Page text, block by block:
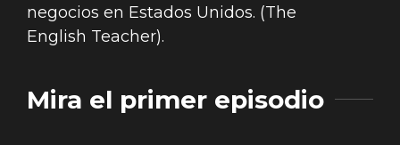
negocios en Estados Unidos. (The
English Teacher).
Mira el primer episodio